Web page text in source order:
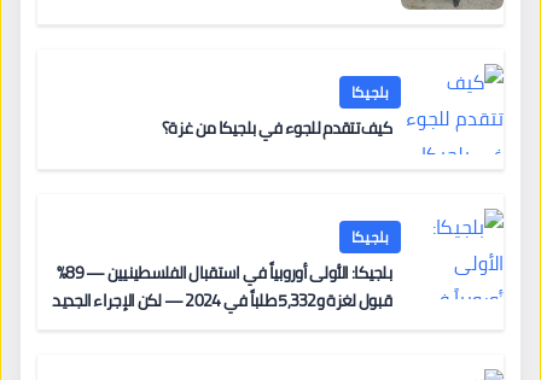
بلجيكا
كيف تتقدم للجوء في بلجيكا من غزة؟
بلجيكا
بلجيكا: الأولى أوروبياً في استقبال الفلسطينيين — 89%
قبول لغزة و5,332 طلباً في 2024 — لكن الإجراء الجديد